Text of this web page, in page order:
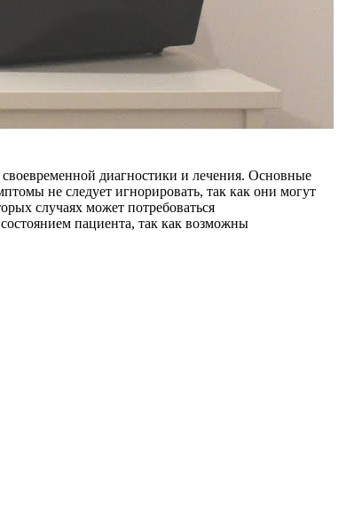
своевременной диагностики и лечения. Основные
не следует игнорировать, так как они могут
случаях может потребоваться
пациента, так как возможны